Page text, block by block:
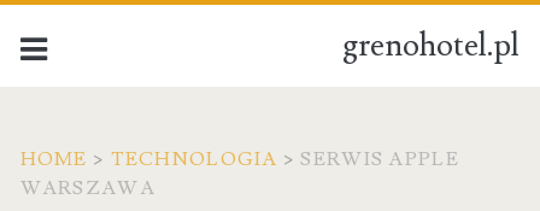
grenohotel.pl
HOME > TECHNOLOGIA >SERWIS APPLE
WARSZAWA